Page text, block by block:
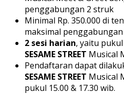
penggabungan 2 struk
Minimal Rp. 350.000 di
maksimal
2 sesi harian, yaitu
SESAME STREET Musical
Pendaftaran dapat
SESAME STREET Musical
pukul 15.00 & 17.30 wib.